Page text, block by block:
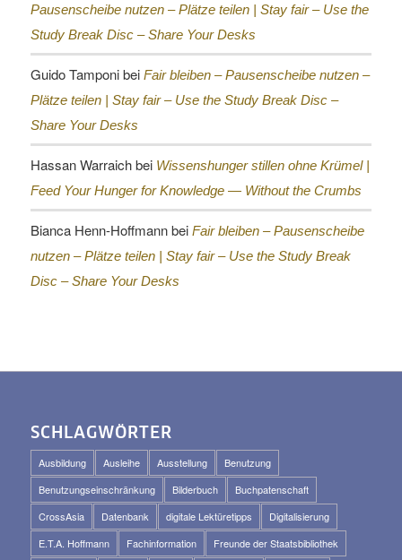
Pausenscheibe nutzen – Plätze teilen | Stay fair – Use the
Study Break Disc – Share Your Desks
Guido Tamponibei Fair bleiben – Pausenscheibe nutzen –
Plätze teilen | Stay fair – Use the Study Break Disc –
Share Your Desks
Hassan Warraichbei Wissenshunger stillen ohne Krümel |
Feed Your Hunger for Knowledge — Without the Crumbs
Bianca Henn-Hoffmannbei Fair bleiben – Pausenscheibe
nutzen – Plätze teilen | Stay fair – Use the Study Break
Disc – Share Your Desks
SCHLAGWÖRTER
Ausbildung Ausleihe Ausstellung
Benutzung
Benutzungseinschränkung
Bilderbuch
Buchpatenschaft
CrossAsia
Datenbank digitale Lektüretipps
Digitalisierung
E.T.A. Hoffmann
Fachinformation
Freunde der Staatsbibliothek